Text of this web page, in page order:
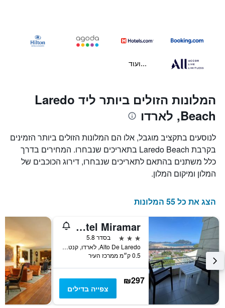
...ועוד
המלונות הזולים ביותר ליד Laredo
Beach, לארדו
לנוסעים בתקציב מוגבל, אלו הם המלונות הזולים ביותר הזמינים
בקרבת Laredo Beach בתאריכים שנבחרו. המחירים בדרך
כלל משתנים בהתאם לתאריכים שנבחרו, דירוג הכוכבים של
המלון ומיקום המלון.
הצג את כל 55 המלונות
Hotel Miramar
3 כוכבים
בסדר 5.8
Alto De Laredo, לארדו, קנטבריה, ספרד
0.5 ק״מ ממרכז העיר
₪297
צפייה בדילים